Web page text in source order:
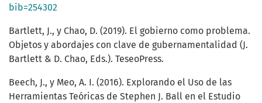
bib=254302
Bartlett, J., y Chao, D. (2019). El gobierno como problema.
Objetos y abordajes con clave de gubernamentalidad (J.
Bartlett & D. Chao, Eds.). TeseoPress.
Beech, J., y Meo, A. I. (2016). Explorando el Uso de las
Herramientas Teóricas de Stephen J. Ball en el Estudio